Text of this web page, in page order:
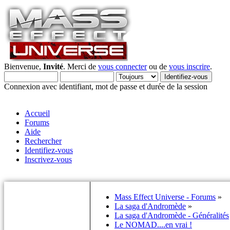
Bienvenue, Invité. Merci de vous connecterou de vous inscrire.
Connexion avec identifiant, mot de passe et durée de la session
Accueil
Forums
Aide
Rechercher
Identifiez-vous
Inscrivez-vous
Mass Effect Universe - Forums »
La saga d'Andromède »
La saga d'Andromède - Généralités
Le NOMAD....en vrai !